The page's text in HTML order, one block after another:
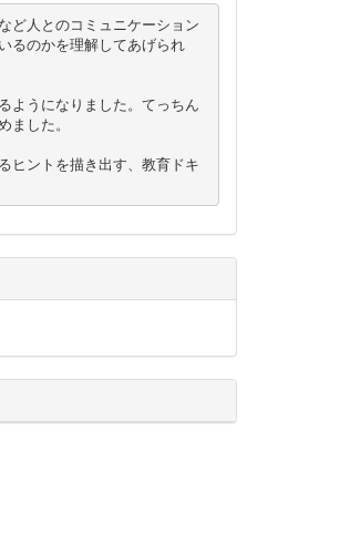
ど人とのコミュニケーション
るのかを理解してあげられ
ようになりました。てっちん
ました。
ヒントを描き出す、教育ドキ